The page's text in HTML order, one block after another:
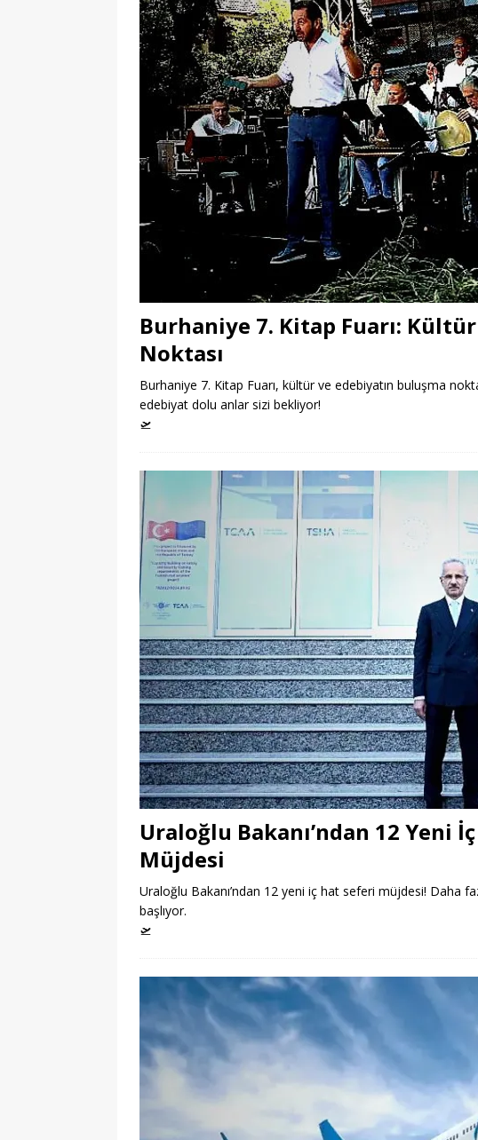
Burhaniye 7. Kitap Fuarı:
Noktası
Burhaniye 7. Kitap Fuarı, kültür ve edebiyatın buluşma
edebiyat dolu anlar sizi bekliyor!
🛫
Uraloğlu Bakanı’ndan 12 Yeni
Müjdesi
Uraloğlu Bakanı’ndan 12 yeni iç hat seferi müjdesi! Daha
başlıyor.
🛫